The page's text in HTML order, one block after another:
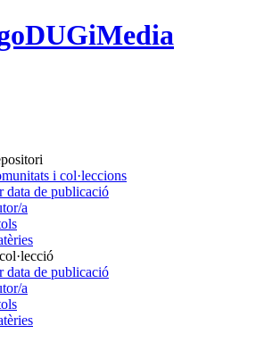
DUGiMedia
i col·leccions
data de publicació
a
data de publicació
a